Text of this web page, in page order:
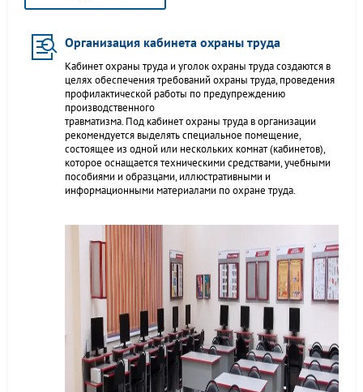
Организация кабинета охраны труда
Кабинет охраны труда и уголок охраны труда создаются в
целях обеспечения требований охраны труда, проведения
профилактической работы по предупреждению
производственного
травматизма. Под кабинет охраны труда в организации
рекомендуется выделять специальное помещение,
состоящее из одной или нескольких комнат (кабинетов),
которое оснащается техническими средствами, учебными
пособиями и образцами, иллюстративными и
информационными материалами по охране труда.